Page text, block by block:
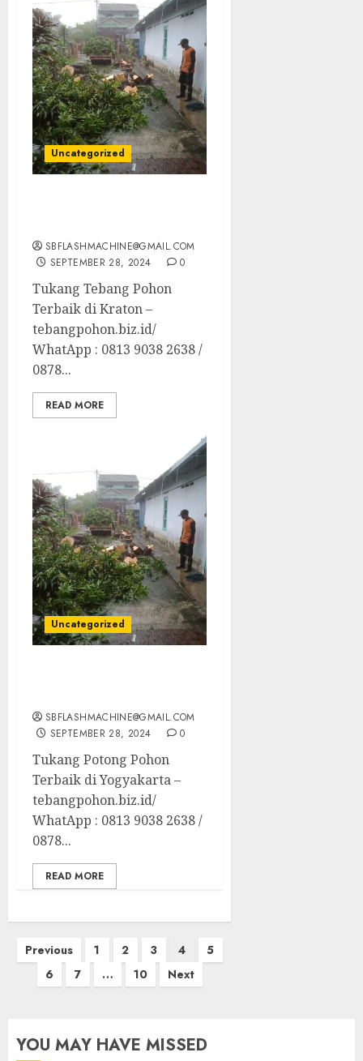
Uncategorized
SBFLASHMACHINE@GMAIL.COM
SEPTEMBER 28, 2024
0
Tukang Tebang Pohon
Terbaik di Kraton –
tebangpohon.biz.id/
WhatApp : 0813 9038 2638 /
0878...
READ MORE
Uncategorized
SBFLASHMACHINE@GMAIL.COM
SEPTEMBER 28, 2024
0
Tukang Potong Pohon
Terbaik di Yogyakarta –
tebangpohon.biz.id/
WhatApp : 0813 9038 2638 /
0878...
READ MORE
Posts
pagination
Previous 1 2 3 4
5
6
7 … 10 Next
YOU MAY HAVE MISSED